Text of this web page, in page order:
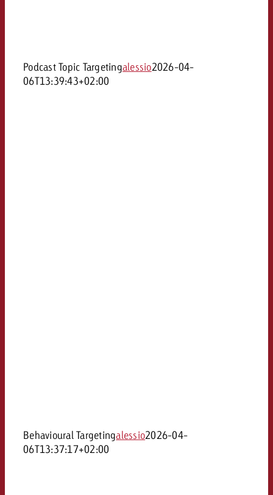
Podcast Topic Targetingalessio2026-04-
06T13:39:43+02:00
Behavioural Targetingalessio2026-04-
06T13:37:17+02:00